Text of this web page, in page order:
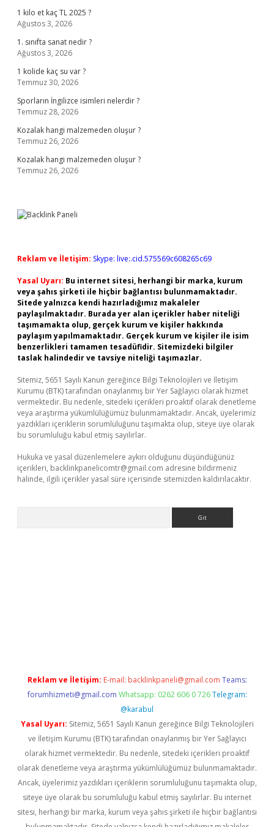
1 kilo et kaç TL 2025 ?
Ağustos 3, 2026
1. sınıfta sanat nedir ?
Ağustos 3, 2026
1 kolide kaç su var ?
Temmuz 30, 2026
Sporların İngilizce isimleri nelerdir ?
Temmuz 28, 2026
Kozalak hangi malzemeden oluşur ?
Temmuz 26, 2026
Kozalak hangi malzemeden oluşur ?
Temmuz 26, 2026
Reklam ve İletişim: Skype: live:.cid.575569c608265c69
Yasal Uyarı: Bu internet sitesi, herhangi bir marka, kurum
veya şahıs şirketi ile hiçbir bağlantısı bulunmamaktadır.
Sitede yalnızca kendi hazırladığımız makaleler
paylaşılmaktadır. Burada yer alan içerikler haber niteliği
taşımamakta olup, gerçek kurum ve kişiler hakkında
paylaşım yapılmamaktadır. Gerçek kurum ve kişiler ile isim
benzerlikleri tamamen tesadüfidir. Sitemizdeki bilgiler
taslak halindedir ve tavsiye niteliği taşımazlar.
Sitemiz, 5651 Sayılı Kanun gereğince Bilgi Teknolojileri ve İletişim
Kurumu (BTK) tarafından onaylanmış bir Yer Sağlayıcı olarak hizmet
vermektedir. Bu nedenle, sitedeki içerikleri proaktif olarak denetleme
veya araştırma yükümlülüğümüz bulunmamaktadır. Ancak, üyelerimiz
yazdıkları içeriklerin sorumluluğunu taşımakta olup, siteye üye olarak
bu sorumluluğu kabul etmiş sayılırlar.
Hukuka ve yasal düzenlemelere aykırı olduğunu düşündüğünüz
içerikleri, backlinkpanelicomtr@gmail.com adresine bildirmeniz
halinde, ilgili içerikler yasal süre içerisinde sitemizden kaldırılacaktır.
Reklam ve İletişim: E-mail: backlinkpaneli@gmail.com Teams:
forumhizmeti@gmail.com Whatsapp: 0262 606 0 726 Telegram:
@karabul
Yasal Uyarı: Sitemiz, 5651 Sayılı Kanun gereğince Bilgi Teknolojileri
ve İletişim Kurumu (BTK) tarafından onaylanmış bir Yer Sağlayıcı
olarak hizmet vermektedir. Bu nedenle, sitedeki içerikleri proaktif
olarak denetleme veya araştırma yükümlülüğümüz bulunmamaktadır.
Ancak, üyelerimiz yazdıkları içeriklerin sorumluluğunu taşımakta olup,
siteye üye olarak bu sorumluluğu kabul etmiş sayılırlar. Bu internet
sitesi, herhangi bir marka, kurum veya şahıs şirketi ile hiçbir bağlantısı